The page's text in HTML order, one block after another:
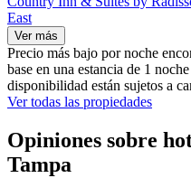
East
Ver más
Precio más bajo por noche
base en una estancia de 1
disponibilidad están sujetos a
Ver todas las propiedades
Opiniones sobre
Tampa